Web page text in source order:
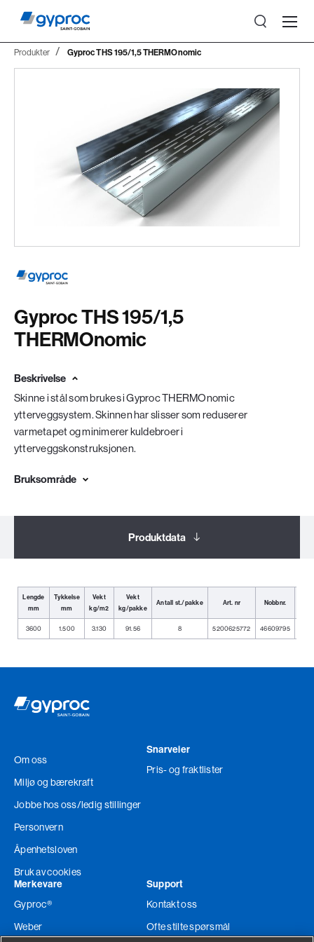
Produkter Gyproc THS 195/1,5 THERMOnomic
Gyproc THS 195/1,5
THERMOnomic
Beskrivelse
Skinne i stål som brukes i Gyproc THERMOnomic
ytterveggsystem. Skinnen har slisser som reduserer
varmetapet og minimerer kuldebroer i
ytterveggskonstruksjonen.
Bruksområde
Produktdata
Relaterte produkter
Lengde
mm
Tykkelse
mm
Vekt
kg/m2
Vekt
kg/pakke
Antall st./pakke Art. nr Nobbnr.
3600 1.500 3.130 91.56 8 5200625772 46609795
Om oss
Miljø og bærekraft
Jobbe hos oss/ledig stillinger
Personvern
Åpenhetsloven
Bruk av cookies
Snarveier
Pris- og fraktlister
Merkevare
Gyproc®
Weber
Support
Kontakt oss
Ofte stilte spørsmål